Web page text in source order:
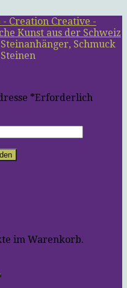
Schmuck
*Erforderlich
im Warenkorb.